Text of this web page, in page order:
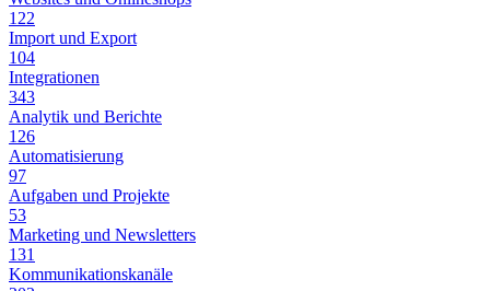
122
Import und Export
104
Integrationen
343
Analytik und Berichte
126
Automatisierung
97
Aufgaben und Projekte
53
Marketing und Newsletters
131
Kommunikationskanäle